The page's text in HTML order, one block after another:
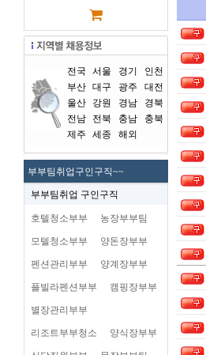
전국 서울 경기
인천
부산 대구 광주
대전
울산
강원 경남
경북
전남
전북 충남
충북
제주
세종 해외
부부팀취업구인구직~~
부부팀취업 구인구직
호텔청소부부 농장부부팀
모텔청소부부 양돈장부부
펜션관리부부 양계장부부
플빌라펜션부부 캠핑장부부
별장관리부부
리조트부부청소 양식장부부